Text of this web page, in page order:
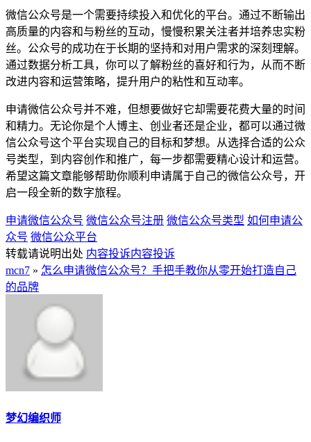
微信公众号是一个需要持续投入和优化的平台。通过不断输出
高质量的内容和与粉丝的互动，慢慢积累关注者并培养忠实粉
丝。公众号的成功在于长期的坚持和对用户需求的深刻理解。
通过数据分析工具，你可以了解粉丝的喜好和行为，从而不断
改进内容和运营策略，提升用户的粘性和互动率。
申请微信公众号并不难，但想要做好它却需要花费大量的时间
和精力。无论你是个人博主、创业者还是企业，都可以通过微
信公众号这个平台实现自己的目标和梦想。从选择合适的公众
号类型，到内容创作和推广，每一步都需要精心设计和运营。
希望这篇文章能够帮助你顺利申请属于自己的微信公众号，开
启一段全新的数字旅程。
申请微信公众号 微信公众号注册 微信公众号类型 如何申请公
众号 微信公众平台
转载请说明出处 内容投诉内容投诉
mcn7 » 怎么申请微信公众号？手把手教你从零开始打造自己
的品牌
梦幻编织师